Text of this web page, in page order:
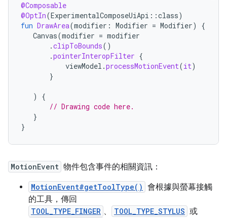
@Composable
@OptIn(ExperimentalComposeUiApi ::class)
fun DrawArea(modifier : Modifier = Modifier)
{
Canvas(modifier = modifier
.clipToBounds()
.pointerInteropFilter {
viewModel .processMotionEvent(it)
}
)
{
// Drawing code here.
}
}
MotionEvent 物件包含事件的相關資訊：
MotionEvent#getToolType() 會根據與螢幕接觸
的工具，傳回
TOOL_TYPE_FINGER 、 TOOL_TYPE_STYLUS 或